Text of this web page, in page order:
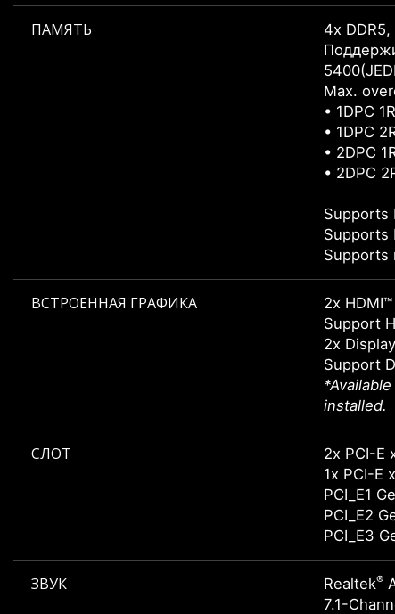
ПАМЯТЬ
4x
Max.
• 1DPC
• 1DPC
• 2DPC
• 2DPC
Supports
Supports
Supports
ВСТРОЕННАЯ ГРАФИКА
2x HDMI™
Support
2x
Support
installed.
СЛОТ
2x PCI-E
1x PCI-E
PCI_E1
PCI_E2
PCI_E3
ЗВУК Realtek®
7.1-